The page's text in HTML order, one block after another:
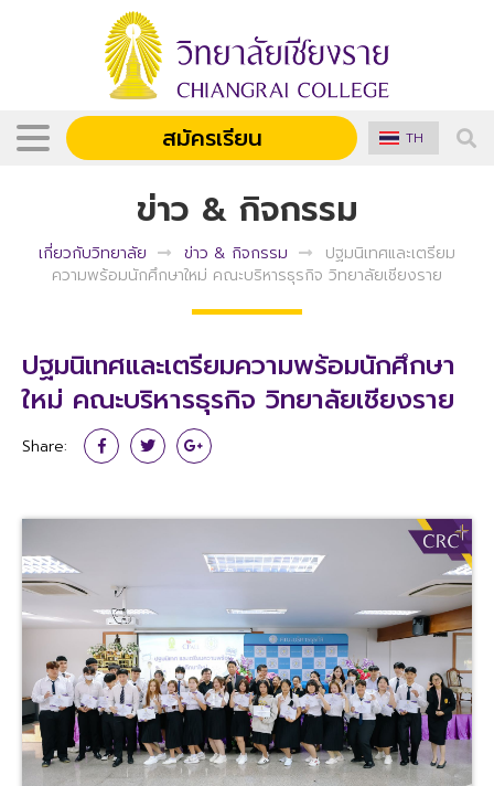
สมัครเรียน TH
ข่าว & กิจกรรม
เกี่ยวกับวิทยาลัย ข่าว & กิจกรรม
ปฐมนิเทศและเตรียม
ความพร้อมนักศึกษาใหม่ คณะบริหารธุรกิจ วิทยาลัยเชียงราย
ปฐมนิเทศและเตรียมความพร้อมนักศึกษา
ใหม่ คณะบริหารธุรกิจ วิทยาลัยเชียงราย
Share: